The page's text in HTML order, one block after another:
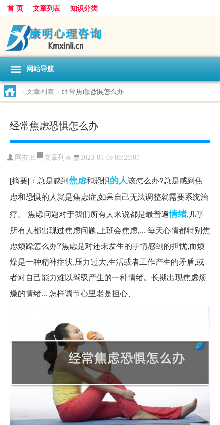
首 页 文章列表 知识分类
网站导航
> 文章列表 > 经常焦虑恐惧怎么办
经常焦虑恐惧怎么办
网友:jc 文章列表 2023-01-09 08:28:07
[摘要]：总是感到焦虑和恐惧的人该怎么办?总是感到焦
虑和恐惧的人就是焦虑症,如果自己无法调整就需要系统治
疗。 焦虑问题对于我们所有人来说都是最普遍情绪,几乎
所有人都出现过焦虑问题,上班会焦虑,... 每天心情都特别焦
虑烦躁怎么办?焦虑是对还未发生的事情感到的担忧,而烦
燥是一种精神症状,压力过大,生活或者工作产生的矛盾,或
者对自己能力难以驾驭产生的一种情绪。长期出现焦虑烦
燥的情绪... 怎样调节心里老是担心、